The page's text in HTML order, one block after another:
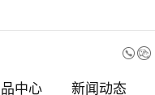
中心 新闻动态